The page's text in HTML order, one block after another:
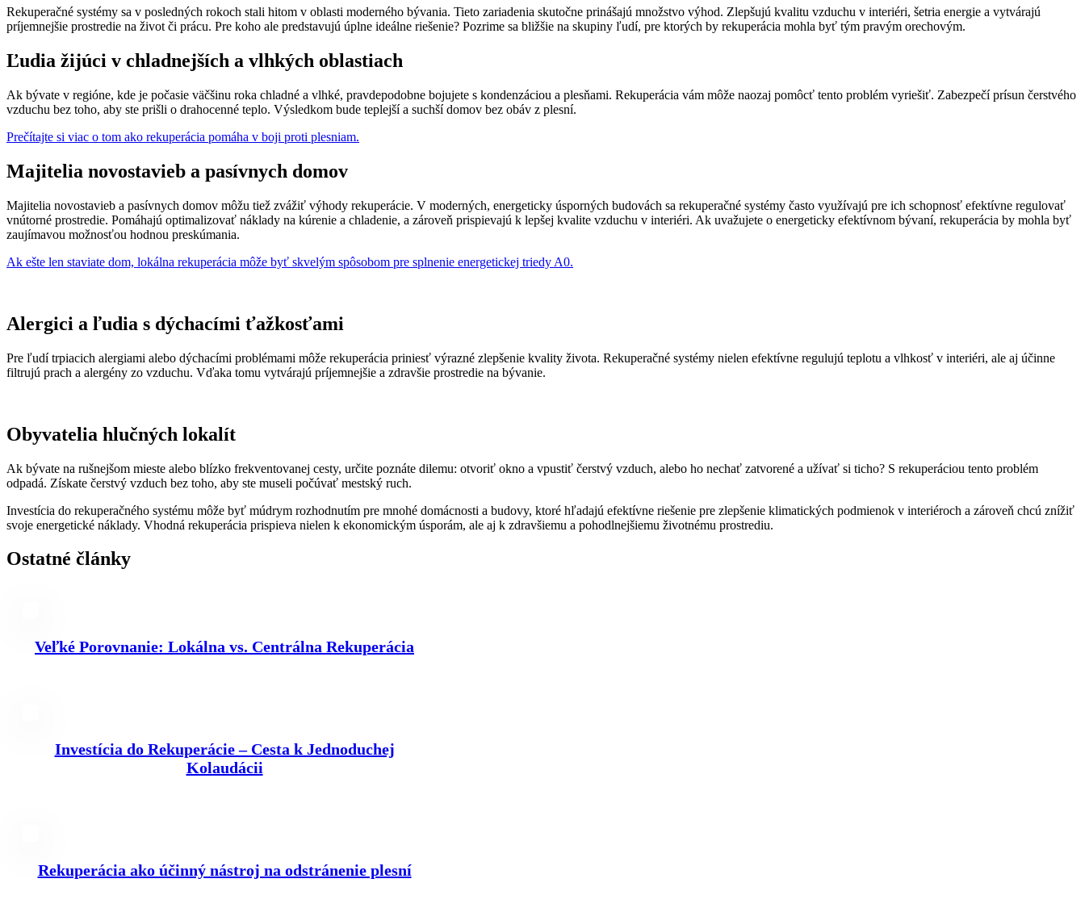
Rekuperačné systémy sa v posledných rokoch stali hitom v oblasti moderného bývania. Tieto zariadenia skutočne prinášajú množstvo výhod. Zlepšujú kvalitu vzduchu v interiéri, šetria energie a vytvárajú
príjemnejšie prostredie na život či prácu. Pre koho ale predstavujú úplne ideálne riešenie? Pozrime sa bližšie na skupiny ľudí, pre ktorých by rekuperácia mohla byť tým pravým orechovým.
Ľudia žijúci v chladnejších a vlhkých oblastiach
Ak bývate v regióne, kde je počasie väčšinu roka chladné a vlhké, pravdepodobne bojujete s kondenzáciou a plesňami. Rekuperácia vám môže naozaj pomôcť tento problém vyriešiť. Zabezpečí prísun čerstvého
vzduchu bez toho, aby ste prišli o drahocenné teplo. Výsledkom bude teplejší a suchší domov bez obáv z plesní.
Prečítajte si viac o tom ako rekuperácia pomáha v boji proti plesniam.
Majitelia novostavieb a pasívnych domov
Majitelia novostavieb a pasívnych domov môžu tiež zvážiť výhody rekuperácie. V moderných, energeticky úsporných budovách sa rekuperačné systémy často využívajú pre ich schopnosť efektívne regulovať
vnútorné prostredie. Pomáhajú optimalizovať náklady na kúrenie a chladenie, a zároveň prispievajú k lepšej kvalite vzduchu v interiéri. Ak uvažujete o energeticky efektívnom bývaní, rekuperácia by mohla byť
zaujímavou možnosťou hodnou preskúmania.
Ak ešte len staviate dom, lokálna rekuperácia môže byť skvelým spôsobom pre splnenie energetickej triedy A0.
Alergici a ľudia s dýchacími ťažkosťami
Pre ľudí trpiacich alergiami alebo dýchacími problémami môže rekuperácia priniesť výrazné zlepšenie kvality života. Rekuperačné systémy nielen efektívne regulujú teplotu a vlhkosť v interiéri, ale aj účinne
filtrujú prach a alergény zo vzduchu. Vďaka tomu vytvárajú príjemnejšie a zdravšie prostredie na bývanie.
Obyvatelia hlučných lokalít
Ak bývate na rušnejšom mieste alebo blízko frekventovanej cesty, určite poznáte dilemu: otvoriť okno a vpustiť čerstvý vzduch, alebo ho nechať zatvorené a užívať si ticho? S rekuperáciou tento problém
odpadá. Získate čerstvý vzduch bez toho, aby ste museli počúvať mestský ruch.
Investícia do rekuperačného systému môže byť múdrym rozhodnutím pre mnohé domácnosti a budovy, ktoré hľadajú efektívne riešenie pre zlepšenie klimatických podmienok v interiéroch a zároveň chcú znížiť
svoje energetické náklady. Vhodná rekuperácia prispieva nielen k ekonomickým úsporám, ale aj k zdravšiemu a pohodlnejšiemu životnému prostrediu.
Ostatné články
Veľké Porovnanie: Lokálna vs. Centrálna Rekuperácia
Investícia do Rekuperácie – Cesta k Jednoduchej
Kolaudácii
Rekuperácia ako účinný nástroj na odstránenie plesní